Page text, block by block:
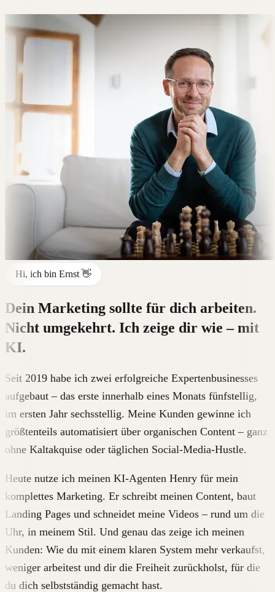
Hi, ich bin Ernst 👋
Dein Marketing sollte für dich arbeiten.
Nicht umgekehrt. Ich zeige dir wie – mit
KI.
Seit 2019 habe ich zwei erfolgreiche Expertenbusinesses
aufgebaut – das erste innerhalb eines Monats fünfstellig,
im ersten Jahr sechsstellig. Meine Kunden gewinne ich
größtenteils automatisiert über organischen Content – ganz
ohne Kaltakquise oder täglichen Social-Media-Hustle.
Heute nutze ich meinen KI-Agenten Henry für mein
komplettes Marketing. Er schreibt meinen Content, baut
Landing Pages und schneidet meine Videos – rund um die
Uhr, in meinem Stil. Und genau das zeige ich meinen
Kunden: Wie du mit einem klaren System mehr verkaufst,
weniger arbeitest und dir die Freiheit zurückholst, für die
du dich selbstständig gemacht hast.